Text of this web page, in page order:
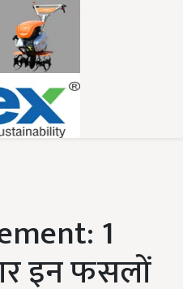
1
इन फसलों